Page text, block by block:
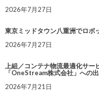
2026年7月27日
東京ミッドタウン八重洲でロボ
2026年7月27日
上組／コンテナ物流最適化サ
「OneStream株式会社」への
2026年7月21日